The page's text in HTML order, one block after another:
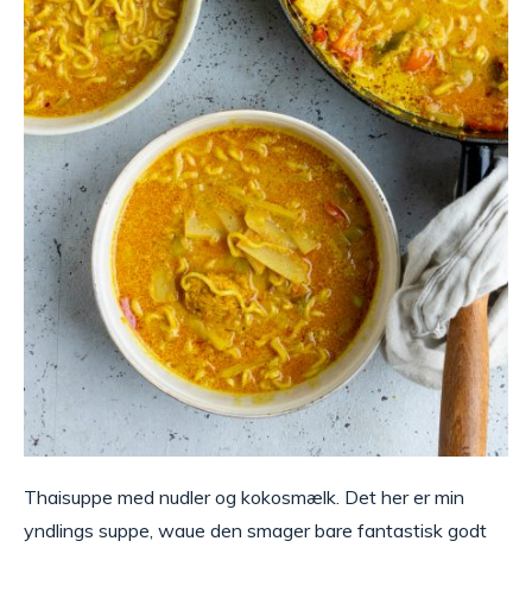
Thaisuppe med nudler og kokosmælk. Det her er min
yndlings suppe, waue den smager bare fantastisk godt